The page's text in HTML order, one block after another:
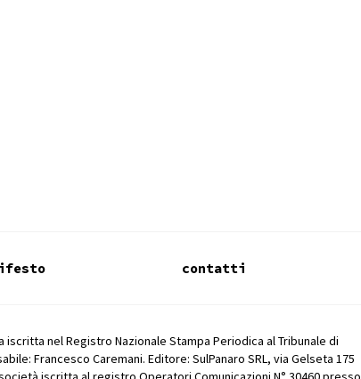
contatti
nel Registro Nazionale Stampa Periodica al Tribunale di
Francesco Caremani. Editore: SulPanaro SRL, via Gelseta 175